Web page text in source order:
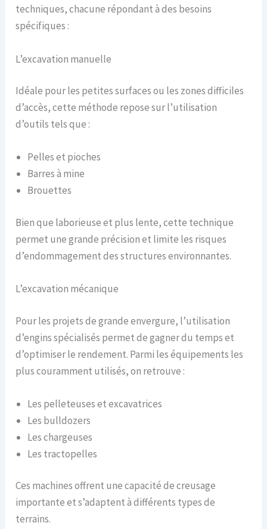
techniques, chacune répondant à des besoins
spécifiques :
L’excavation manuelle
Idéale pour les petites surfaces ou les zones difficiles
d’accès, cette méthode repose sur l’utilisation
d’outils tels que :
Pelles et pioches
Barres à mine
Brouettes
Bien que laborieuse et plus lente, cette technique
permet une grande précision et limite les risques
d’endommagement des structures environnantes.
L’excavation mécanique
Pour les projets de grande envergure, l’utilisation
d’engins spécialisés permet de gagner du temps et
d’optimiser le rendement. Parmi les équipements les
plus couramment utilisés, on retrouve :
Les pelleteuses et excavatrices
Les bulldozers
Les chargeuses
Les tractopelles
Ces machines offrent une capacité de creusage
importante et s’adaptent à différents types de
terrains.